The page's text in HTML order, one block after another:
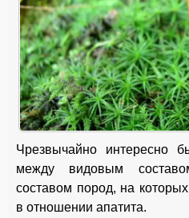
Чрезвычайно интересно
между видовым
составом пород, на
в отношении апатита.